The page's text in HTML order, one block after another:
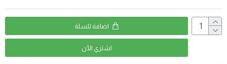
اضافة للسلة
اشتري اﻵن